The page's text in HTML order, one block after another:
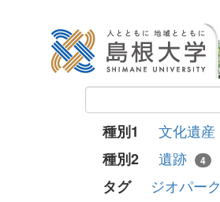
種別1 文化遺産
種別2 遺跡 4
タグ ジオパーク